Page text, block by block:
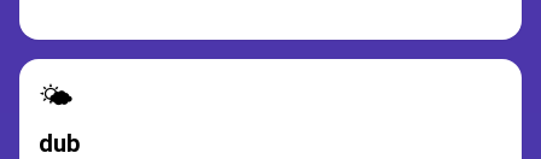
🌤️
dub